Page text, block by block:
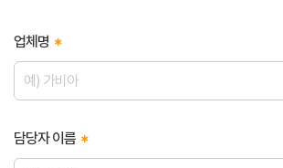
업체명
담당자 이름